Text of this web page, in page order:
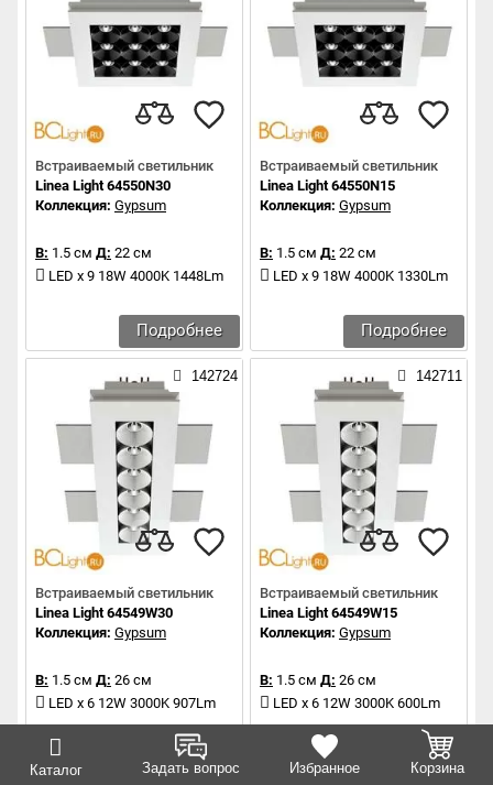
Каталог Задать вопрос Избранное Корзина
Встраиваемый светильник
Linea Light 64550N30
Коллекция: Gypsum
В: 1.5 см Д: 22 см
LED x 9 18W 4000K 1448Lm
Подробнее
Встраиваемый светильник
Linea Light 64550N15
Коллекция: Gypsum
В: 1.5 см Д: 22 см
LED x 9 18W 4000K 1330Lm
Подробнее
142724
Встраиваемый светильник
Linea Light 64549W30
Коллекция: Gypsum
В: 1.5 см Д: 26 см
LED x 6 12W 3000K 907Lm
Подробнее
142711
Встраиваемый светильник
Linea Light 64549W15
Коллекция: Gypsum
В: 1.5 см Д: 26 см
LED x 6 12W 3000K 600Lm
Подробнее